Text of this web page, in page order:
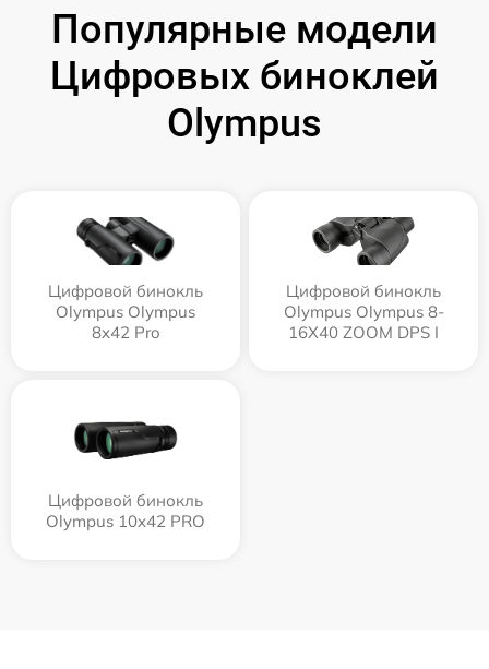
Популярные модели
Цифровых биноклей
Olympus
Цифровой бинокль
Olympus Olympus
8x42 Pro
Цифровой бинокль
Olympus Olympus 8-
16X40 ZOOM DPS I
Цифровой бинокль
Olympus 10x42 PRO